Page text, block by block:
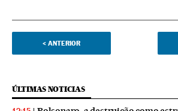
< ANTERIOR
ÚLTIMAS NOTICIAS